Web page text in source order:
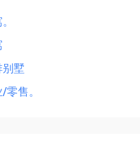
墅
零售。